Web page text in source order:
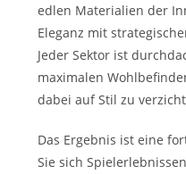
edlen Materialien der
Eleganz mit
Jeder Sektor ist
maximalen
dabei auf Stil zu
Das Ergebnis ist eine
Sie sich